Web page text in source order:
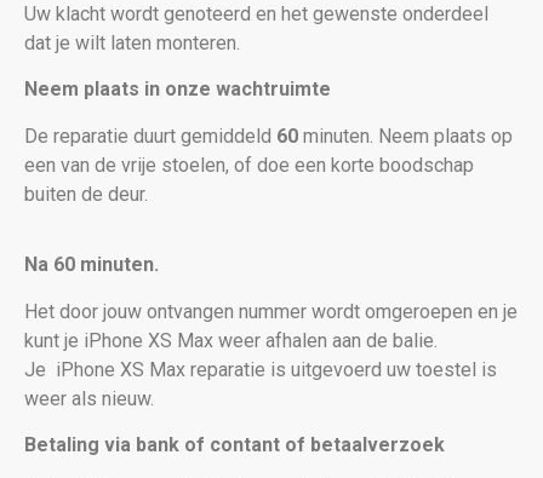
Uw klacht wordt genoteerd en het gewenste onderdeel
dat je wilt laten monteren.
Neem plaats in onze wachtruimte
De reparatie duurt gemiddeld 60 minuten. Neem plaats op
een van de vrije stoelen, of doe een korte boodschap
buiten de deur.
Na 60 minuten.
Het door jouw ontvangen nummer wordt omgeroepen en je
kunt je iPhone XS Max weer afhalen aan de balie.
Je iPhone XS Max reparatie is uitgevoerd uw toestel is
weer als nieuw.
Betaling via bank of contant of betaalverzoek